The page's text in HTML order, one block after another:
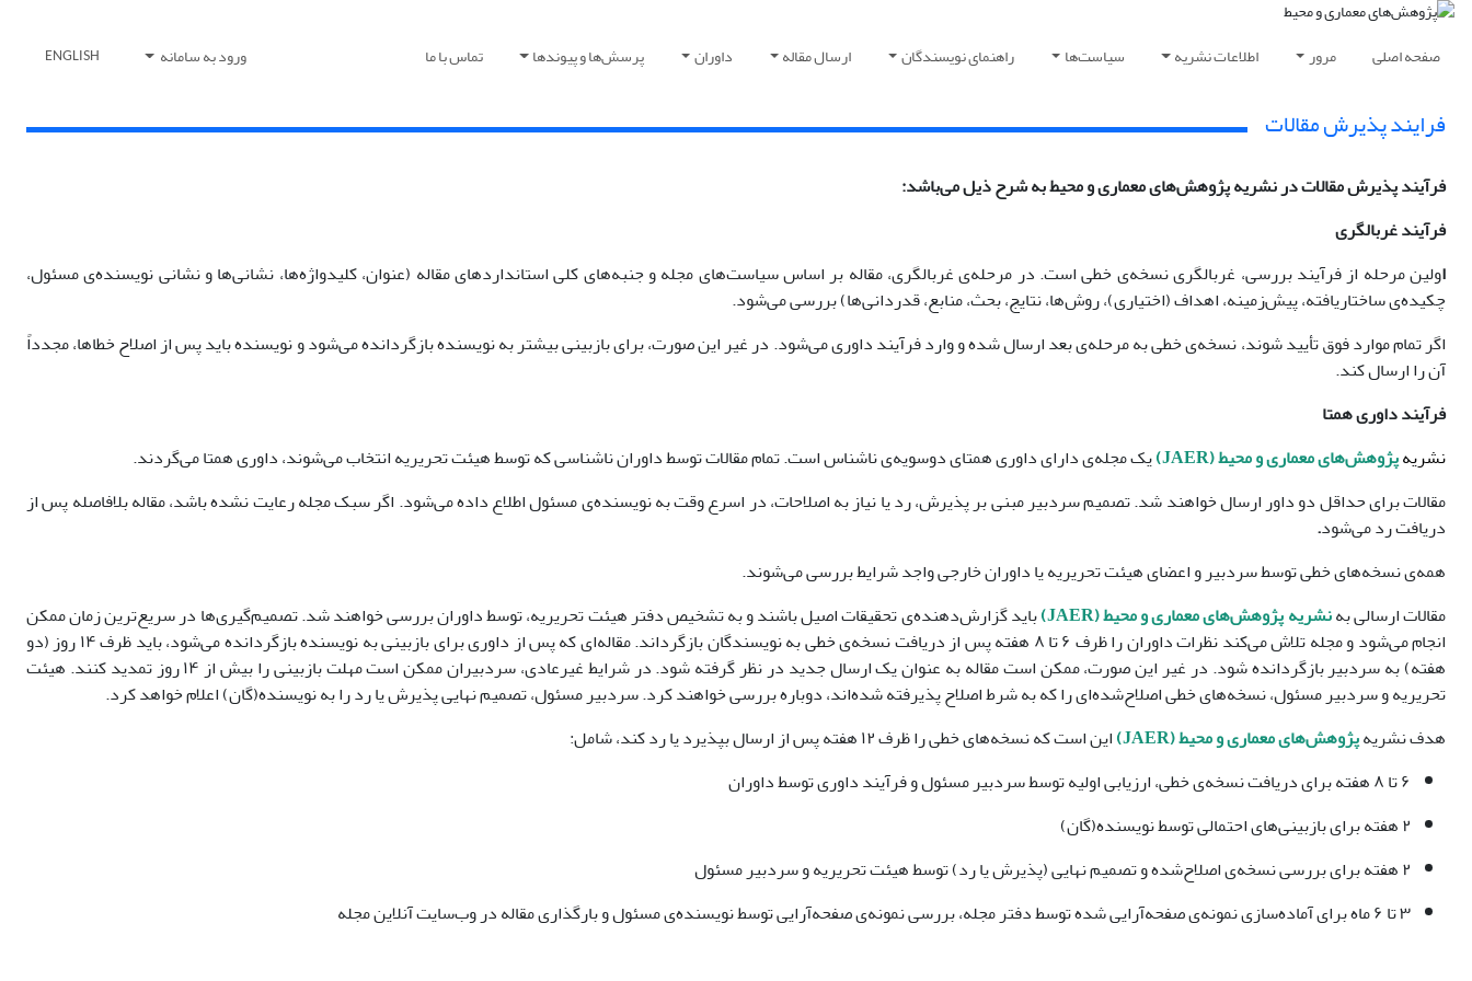
صفحه اصلی مرور اطلاعات نشریه سیاست‌ها راهنمای نویسندگان ارسال مقاله داوران پرسش‌ها و پیوندها تماس با ما ورود به سامانه ENGLISH
فرایند پذیرش مقالات
فرآیند پذیرش مقالات در نشریه پژوهش‌های معماری و محیط به شرح ذیل می‌باشد:
فرآیند غربالگری
اولین مرحله از فرآیند بررسی، غربالگری نسخه‌ی خطی است. در مرحله‌ی غربالگری، مقاله بر اساس سیاست‌های مجله و جنبه‌های کلی استانداردهای مقاله (عنوان، کلیدواژه‌ها، نشانی‌ها و نشانی نویسنده‌ی مسئول،
چکیده‌ی ساختاریافته، پیش‌زمینه، اهداف (اختیاری)، روش‌ها، نتایج، بحث، منابع، قدردانی‌ها) بررسی می‌شود.
اگر تمام موارد فوق تأیید شوند، نسخه‌ی خطی به مرحله‌ی بعد ارسال شده و وارد فرآیند داوری می‌شود. در غیر این صورت، برای بازبینی بیشتر به نویسنده بازگردانده می‌شود و نویسنده باید پس از اصلاح خطاها، مجدداً
آن را ارسال کند.
فرآیند داوری همتا
نشریهپژوهش‌های معماری و محیط (JAER)
یک مجله‌ی دارای داوری همتای دوسویه‌ی ناشناس است. تمام مقالات توسط داوران ناشناسی که توسط هیئت تحریریه انتخاب می‌شوند، داوری همتا می‌گردند.
مقالات برای حداقل دو داور ارسال خواهند شد. تصمیم سردبیر مبنی بر پذیرش، رد یا نیاز به اصلاحات، در اسرع وقت به نویسنده‌ی مسئول اطلاع داده می‌شود. اگر سبک مجله رعایت نشده باشد، مقاله بلافاصله پس از
دریافت رد می‌شود.
همه‌ی نسخه‌های خطی توسط سردبیر و اعضای هیئت تحریریه یا داوران خارجی واجد شرایط بررسی می‌شوند.
مقالات ارسالی بهنشریه پژوهش‌های معماری و محیط (JAER)
باید گزارش‌دهنده‌ی تحقیقات اصیل باشند و به تشخیص دفتر هیئت تحریریه، توسط داوران بررسی خواهند شد. تصمیم‌گیری‌ها در سریع‌ترین زمان ممکن
انجام می‌شود و مجله تلاش می‌کند نظرات داوران را ظرف ۶ تا ۸ هفته پس از دریافت نسخه‌ی خطی به نویسندگان بازگرداند. مقاله‌ای که پس از داوری برای بازبینی به نویسنده بازگردانده می‌شود، باید ظرف ۱۴ روز (دو
هفته) به سردبیر بازگردانده شود. در غیر این صورت، ممکن است مقاله به عنوان یک ارسال جدید در نظر گرفته شود. در شرایط غیرعادی، سردبیران ممکن است مهلت بازبینی را بیش از ۱۴ روز تمدید کنند. هیئت
تحریریه و سردبیر مسئول، نسخه‌های خطی اصلاح‌شده‌ای را که به شرط اصلاح پذیرفته شده‌اند، دوباره بررسی خواهند کرد. سردبیر مسئول، تصمیم نهایی پذیرش یا رد را به نویسنده(گان) اعلام خواهد کرد.
هدف نشریهپژوهش‌‎های معماری و محیط (JAER)
این است که نسخه‌های خطی را ظرف ۱۲ هفته پس از ارسال بپذیرد یا رد کند، شامل:
۶ تا ۸ هفته برای دریافت نسخه‌ی خطی، ارزیابی اولیه توسط سردبیر مسئول و فرآیند داوری توسط داوران
۲ هفته برای بازبینی‌های احتمالی توسط نویسنده(گان)
۲ هفته برای بررسی نسخه‌ی اصلاح‌شده و تصمیم نهایی (پذیرش یا رد) توسط هیئت تحریریه و سردبیر مسئول
۳ تا ۶ ماه برای آماده‌سازی نمونه‌ی صفحه‌آرایی شده توسط دفتر مجله، بررسی نمونه‌ی صفحه‌آرایی توسط نویسنده‌ی مسئول و بارگذاری مقاله در وب‌سایت آنلاین مجله